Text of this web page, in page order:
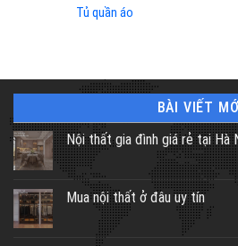
Tủ quần áo
BÀI VIẾT MỚI
Nội thất gia đình giá rẻ tại Hà
Mua nội thất ở đâu uy tín